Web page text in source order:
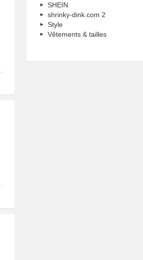
SHEIN
shrinky-dink.com 2
Style
Vêtements & tailles